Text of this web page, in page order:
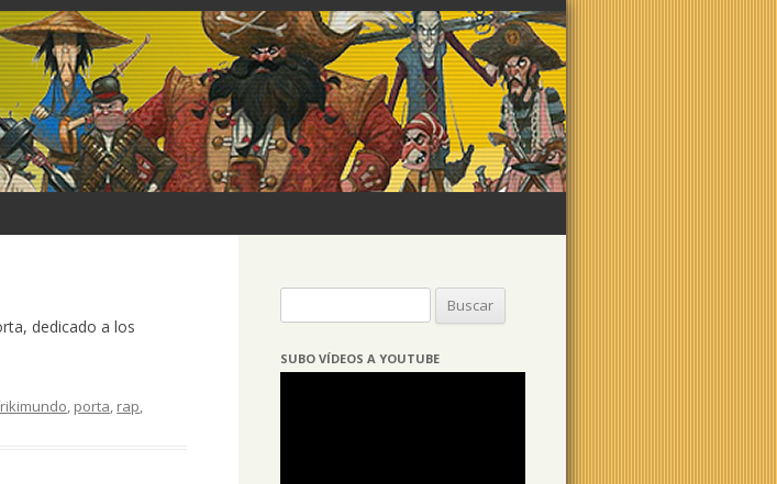
dedicado a los
, porta, rap,
SUBO VÍDEOS A YOUTUBE